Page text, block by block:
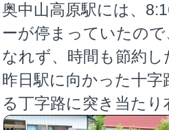
奥中山高原駅には、
ーが停まっていたの
なれず、時間も節約
昨日駅に向かった十
る丁字路に突き当た